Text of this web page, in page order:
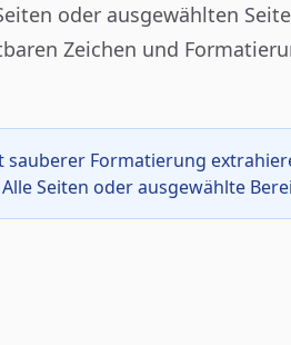
oder ausgewählten
Zeichen und
sauberer Formatierung
Seiten oder ausgewählte